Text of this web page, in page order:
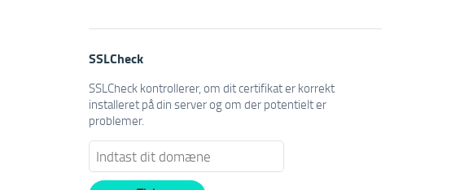
SSLCheck
SSLCheck kontrollerer, om dit certifikat er korrekt
installeret på din server og om der potentielt er
problemer.